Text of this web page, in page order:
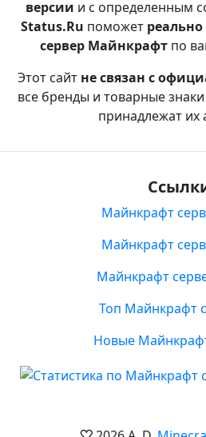
версии и с определенным
Status.Ru поможет
сервер Майнкрафт по
Этот сайт не связан с
все бренды и товарные
принадлежат их
Майнкрафт
Майнкрафт
Майнкрафт
Топ Майнкрафт
Новые